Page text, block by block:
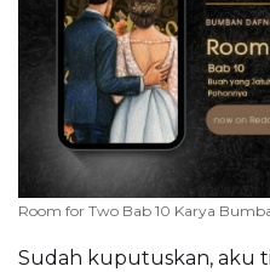
Room for Two Bab 10 Karya
Sudah kuputuskan, aku